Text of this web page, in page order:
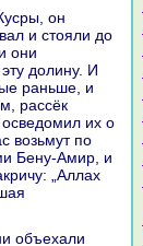
и стояли до
они
долину. И
paньше, и
paссёк
их о
возьмут по
Бену-Амир, и
„Аллах